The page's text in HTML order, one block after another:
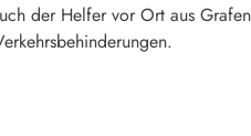
der Helfer vor Ort aus